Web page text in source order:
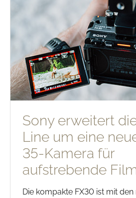
Sony erweitert
Line um eine
35-Kamera für
aufstrebende
Die kompakte FX30 ist mit den